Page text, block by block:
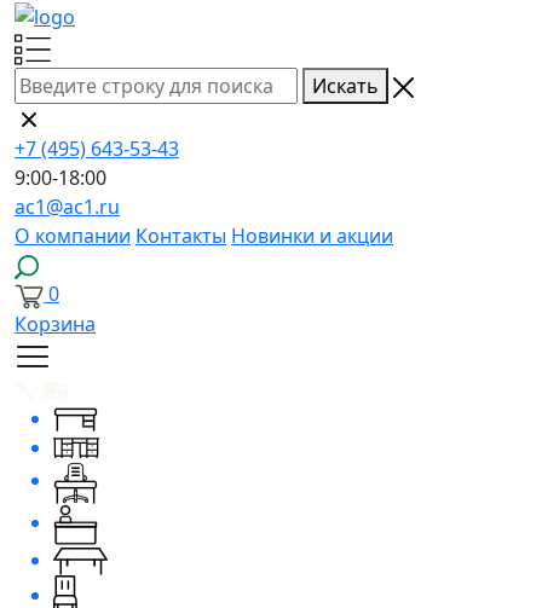
Искать
+7 (495) 643-53-43
9:00-18:00
ac1@ac1.ru
О компании Контакты Новинки и акции
0
Корзина